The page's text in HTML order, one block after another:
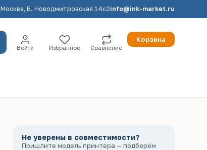
Москва, Б. Новодмитровская 14с2info@ink-market.ru
Войти Избранное Сравнение
Корзина
Не уверены в совместимости?
Пришлите модель принтера — подберём